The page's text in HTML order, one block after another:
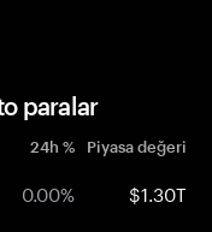
paralar
24h % Piyasa değeri
0.00% $1.30T